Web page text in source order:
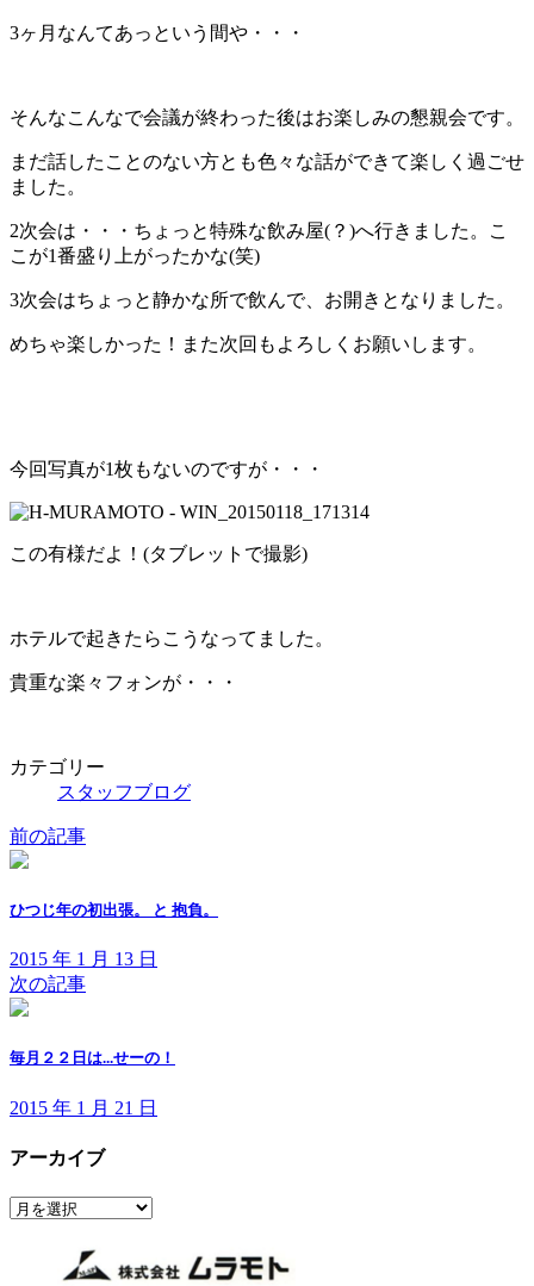
3ヶ月なんてあっという間や・・・
そんなこんなで会議が終わった後はお楽しみの懇親会です。
まだ話したことのない方とも色々な話ができて楽しく過ごせ
ました。
2次会は・・・ちょっと特殊な飲み屋(？)へ行きました。こ
こが1番盛り上がったかな(笑)
3次会はちょっと静かな所で飲んで、お開きとなりました。
めちゃ楽しかった！また次回もよろしくお願いします。
今回写真が1枚もないのですが・・・
この有様だよ！(タブレットで撮影)
ホテルで起きたらこうなってました。
貴重な楽々フォンが・・・
カテゴリー
スタッフブログ
前の記事
ひつじ年の初出張。 と 抱負。
2015 年 1 月 13 日
次の記事
毎月２２日は...せーの！
2015 年 1 月 21 日
アーカイブ
ア